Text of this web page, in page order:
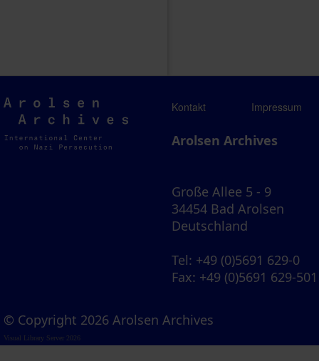
Arolsen
Archives
Kontakt Impressum
Arolsen Archives
Große Allee 5 - 9
34454 Bad Arolsen
Deutschland
Tel: +49 (0)5691 629-0
Fax: +49 (0)5691 629-501
© Copyright 2026 Arolsen Archives
Visual Library Server 2026